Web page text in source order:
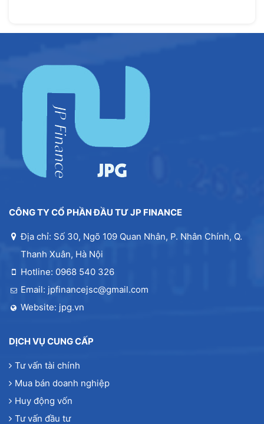
CÔNG TY CỔ PHẦN ĐẦU TƯ JP FINANCE
Địa chỉ: Số 30, Ngõ 109 Quan Nhân, P. Nhân Chính, Q.
Thanh Xuân, Hà Nội
Hotline: 0968 540 326
Email: jpfinancejsc@gmail.com
Website: jpg.vn
DỊCH VỤ CUNG CẤP
Tư vấn tài chính
Mua bán doanh nghiệp
Huy động vốn
Tư vấn đầu tư